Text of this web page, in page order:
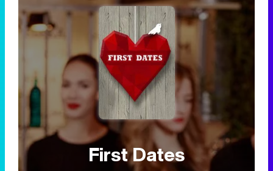
First Dates